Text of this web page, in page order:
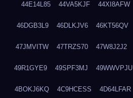
44E14L85 44VA5KJF 44XI8AFW
46DGB3L9 46DLKJV6 46KT56QV
47JMVITW 47TRZS70 47W8J2J2
49R1GYE9 49SPF3MJ 49WWVPJU
4BOKJ6KQ 4C9HCESS 4D64LFAR